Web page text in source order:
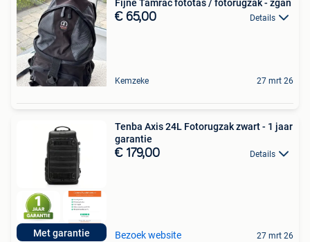
Fijne Tamrac fototas / fotorugzak - zgan
€ 65,00 Details
Kemzeke 27 mrt 26
Met garantie
Tenba Axis 24L Fotorugzak zwart - 1 jaar
garantie
€ 179,00 Details
Bezoek website 27 mrt 26